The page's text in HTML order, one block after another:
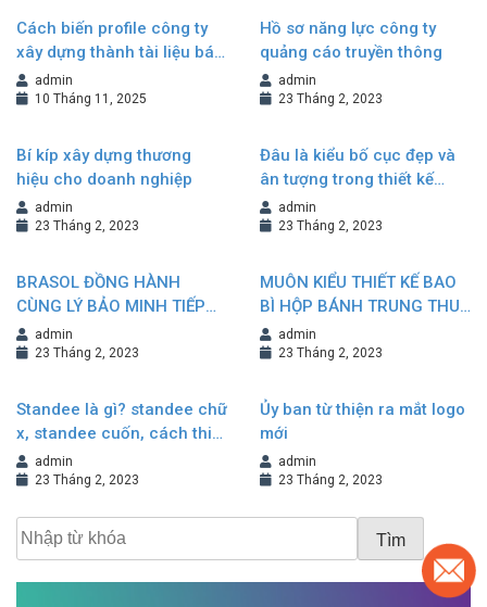
Cách biến profile công ty
xây dựng thành tài liệu bán
hàng hiệu quả
admin
10 Tháng 11, 2025
Hồ sơ năng lực công ty
quảng cáo truyền thông
admin
23 Tháng 2, 2023
Bí kíp xây dựng thương
hiệu cho doanh nghiệp
admin
23 Tháng 2, 2023
Đâu là kiểu bố cục đẹp và
ân tượng trong thiết kế
Brochure?
admin
23 Tháng 2, 2023
BRASOL ĐỒNG HÀNH
CÙNG LÝ BẢO MINH TIẾP
NỐI VÀ KHẲNG ĐỊNH
THƯƠNG HIỆU
admin
23 Tháng 2, 2023
MUÔN KIỂU THIẾT KẾ BAO
BÌ HỘP BÁNH TRUNG THU
NÂNG TẦM GIÁ TRỊ
THƯƠNG HIỆU
admin
23 Tháng 2, 2023
Standee là gì? standee chữ
x, standee cuốn, cách thiết
kế standee đẹp
admin
23 Tháng 2, 2023
Ủy ban từ thiện ra mắt logo
mới
admin
23 Tháng 2, 2023
Tìm